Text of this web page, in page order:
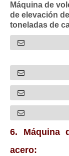
Máquina de
de elevación
toneladas de
6. Máquina
acero: